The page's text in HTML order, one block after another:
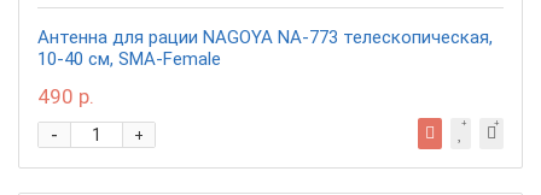
Антенна для рации NAGOYA NA-773 телескопическая,
10-40 см, SMA-Female
490 р.
+
-